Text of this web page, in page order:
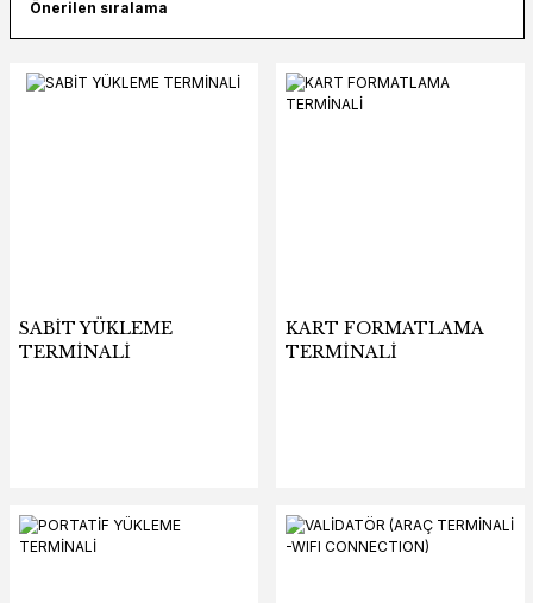
SABİT YÜKLEME
TERMİNALİ
KART FORMATLAMA
TERMİNALİ